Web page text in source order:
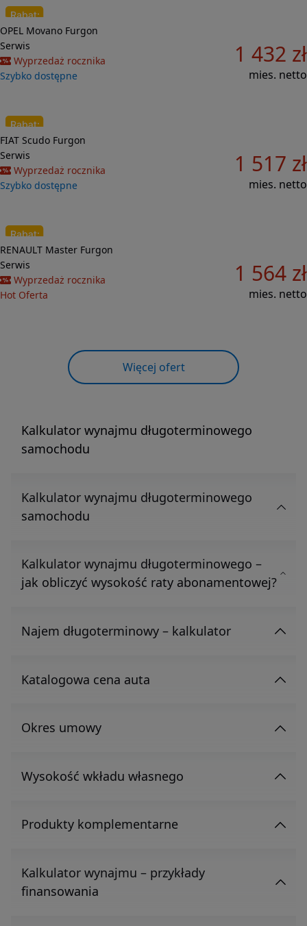
49 268 zł
OPEL Movano Furgon
Serwis
Wyprzedaż rocznika
Szybko dostępne
1 432 zł
mies. netto
54 770 zł
FIAT Scudo Furgon
Serwis
Wyprzedaż rocznika
Szybko dostępne
1 517 zł
mies. netto
46 500 zł
RENAULT Master Furgon
Serwis
Wyprzedaż rocznika
Hot Oferta
1 564 zł
mies. netto
Więcej ofert
Kalkulator wynajmu długoterminowego
samochodu
Kalkulator wynajmu długoterminowego
samochodu
Kalkulator wynajmu długoterminowego –
jak obliczyć wysokość raty abonamentowej?
Najem długoterminowy – kalkulator
Katalogowa cena auta
Okres umowy
Wysokość wkładu własnego
Produkty komplementarne
Kalkulator wynajmu – przykłady
finansowania